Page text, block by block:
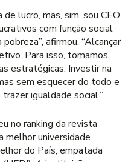
lucro, mas, sim, sou CEO
com função social
afirmou. “Alcançar
Para isso, tomamos
estratégicas. Investir na
sem esquecer do todo e
igualdade social.”
no ranking da revista
melhor universidade
do País, empatada